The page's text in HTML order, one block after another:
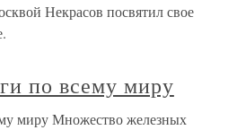
Некрасов посвятил свое
по всему миру
миру Множество железных